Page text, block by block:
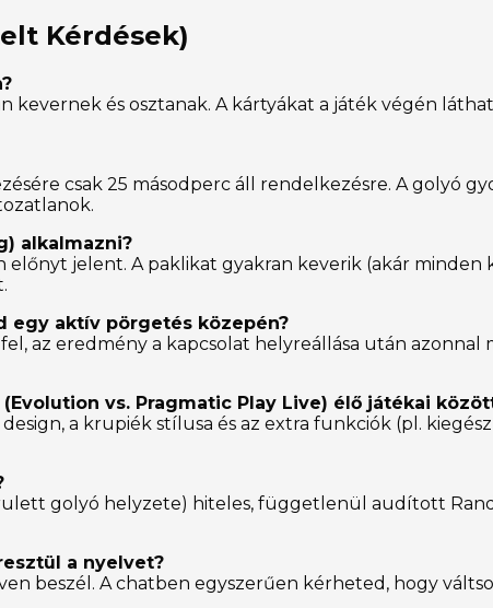
Kérdések)
kevernek és osztanak. A kártyákat a játék végén
csak 25 másodperc áll rendelkezésre. A golyó
alkalmazni?
jelent. A paklikat gyakran keverik (akár minden
egy aktív pörgetés közepén?
az eredmény a kapcsolat helyreállása után azonnal
vs. Pragmatic Play Live) élő játékai
a krupiék stílusa és az extra funkciók (pl.
golyó helyzete) hiteles, függetlenül audított
a nyelvet?
beszél. A chatben egyszerűen kérheted, hogy